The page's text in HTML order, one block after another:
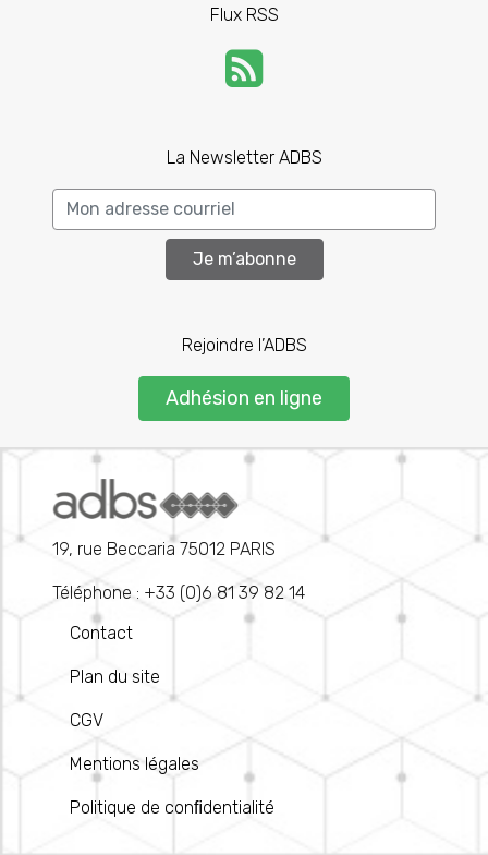
Flux RSS
La Newsletter ADBS
Je m’abonne
Rejoindre l’ADBS
Adhésion en ligne
19, rue Beccaria 75012 PARIS
Téléphone : +33 (0)6 81 39 82 14
Contact
Plan du site
CGV
Mentions légales
Politique de conﬁdentialité